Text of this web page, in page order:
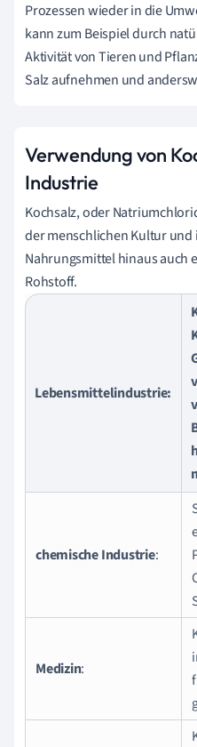
Prozessen wieder in die
kann zum Beispiel durch
Aktivität von Tieren und
Salz aufnehmen und
Verwendung von
Industrie
Kochsalz, oder
der menschlichen Kultur und
Nahrungsmittel hinaus auch
Rohstoff.
Lebensmittelindustrie:
chemische Industrie:
Medizin: